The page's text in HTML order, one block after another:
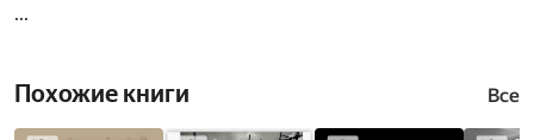
...
Похожие книги Все